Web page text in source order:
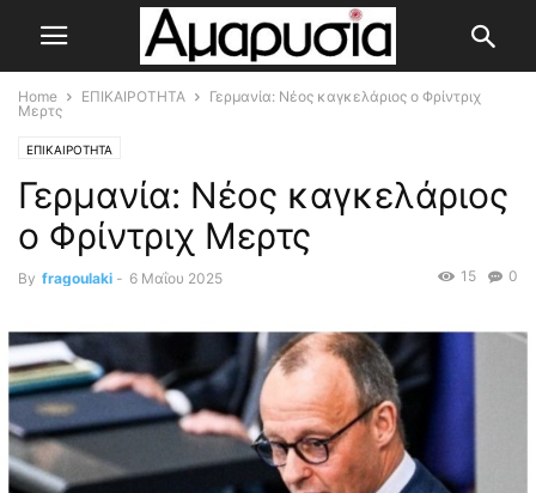
Home ΕΠΙΚΑΙΡΟΤΗΤΑ
Γερμανία: Νέος καγκελάριος ο Φρίντριχ
Μερτς
ΕΠΙΚΑΙΡΟΤΗΤΑ
Γερμανία: Νέος καγκελάριος
ο Φρίντριχ Μερτς
By fragoulaki - 6 Μαΐου 2025 0
15